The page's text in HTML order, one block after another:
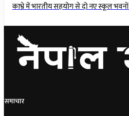
काभ्रे में भारतीय सहयोग से दो नए स्कूल
समाचार